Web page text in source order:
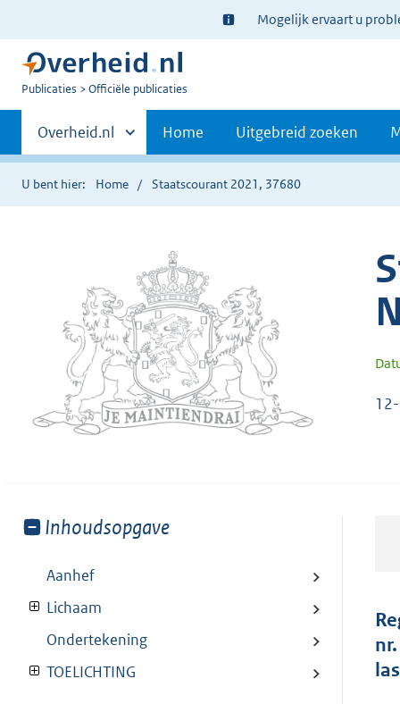
Ter
informatie:
Mogelijk ervaart u
U
Publicaties Officiële publicaties
Primaire
navigatie
Andere
sites
binnen
Overheid.nl Home Uitgebreid zoeken
U bent hier: Home Staatscourant 2021, 37680
Toon
van:
Inhoudsopgave
Aanhef
Lichaam
Ondertekening
TOELICHTING